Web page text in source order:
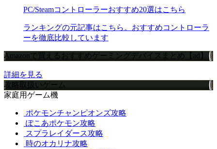
PC/Steamコントローラーおすすめ20選はこちら
ランキングの元記事はこちら。おすすめコントローラ
ーを徹底比較しています
Amazonで買えるおすすめゲーミングデバイスまとめ【ad】
詳細を見る
攻略取扱いゲーム
家庭用ゲーム機
ポケモンチャンピオンズ攻略
ぽこあポケモン攻略
スプラレイダース攻略
時のオカリナ攻略